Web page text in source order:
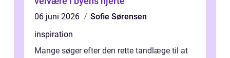
06 juni 2026
Sofie Sørensen
inspiration
Mange søger efter den rette tandlæge til at